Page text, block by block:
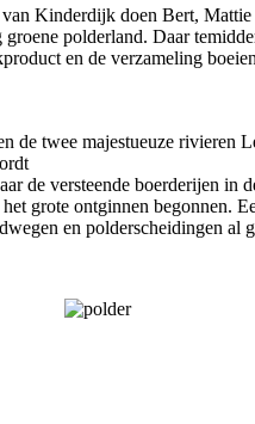
Kinderdijk doen Bert, Mattie
polderland. Daar
en de verzameling
de twee majestueuze
de versteende boerderijen in
grote ontginnen begonnen.
en polderscheidingen al